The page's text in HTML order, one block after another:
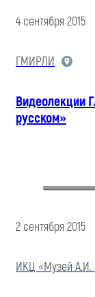
4 сентября 2015
ГМИРЛИ
Видеолекции
русском»
2 сентября 2015
ИКЦ «Музей А.И.